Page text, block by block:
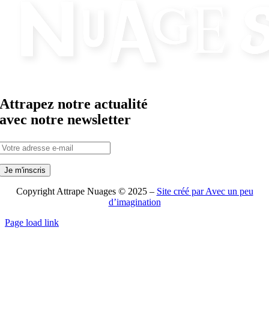
Attrapez notre actualité
avec notre newsletter
Copyright Attrape Nuages © 2025 – Site créé par Avec un peu
d’imagination
Page load link